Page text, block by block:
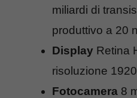
miliardi di
produttivo a 20
Display Retina
risoluzione
Fotocamera 8